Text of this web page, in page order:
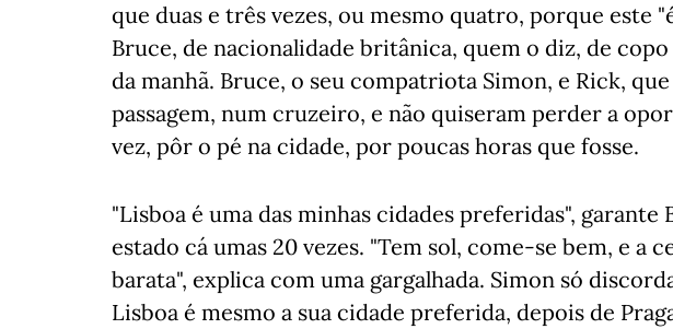
que duas e três vezes, ou mesmo quatro, porque este
Bruce, de nacionalidade britânica, quem o diz, de
da manhã. Bruce, o seu compatriota Simon, e Rick,
passagem, num cruzeiro, e não quiseram perder a
vez, pôr o pé na cidade, por poucas horas que fosse.
"Lisboa é uma das minhas cidades preferidas", garante
estado cá umas 20 vezes. "Tem sol, come-se bem, e a
barata", explica com uma gargalhada. Simon só
Lisboa é mesmo a sua cidade preferida, depois de